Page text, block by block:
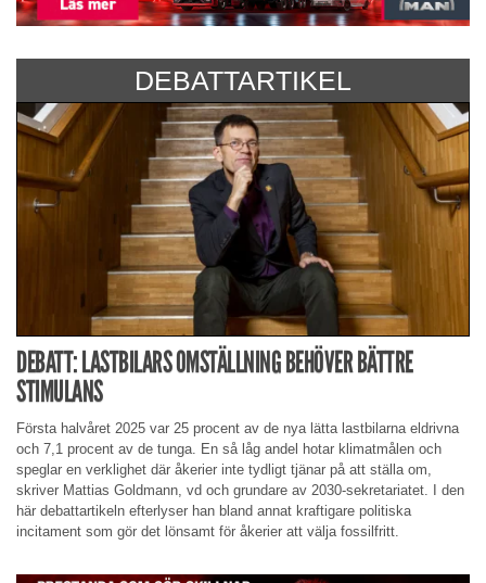
DEBATTARTIKEL
DEBATT: LASTBILARS OMSTÄLLNING BEHÖVER BÄTTRE
STIMULANS
Första halvåret 2025 var 25 procent av de nya lätta lastbilarna eldrivna
och 7,1 procent av de tunga. En så låg andel hotar klimatmålen och
speglar en verklighet där åkerier inte tydligt tjänar på att ställa om,
skriver Mattias Goldmann, vd och grundare av 2030-sekretariatet. I den
här debattartikeln efterlyser han bland annat kraftigare politiska
incitament som gör det lönsamt för åkerier att välja fossilfritt.